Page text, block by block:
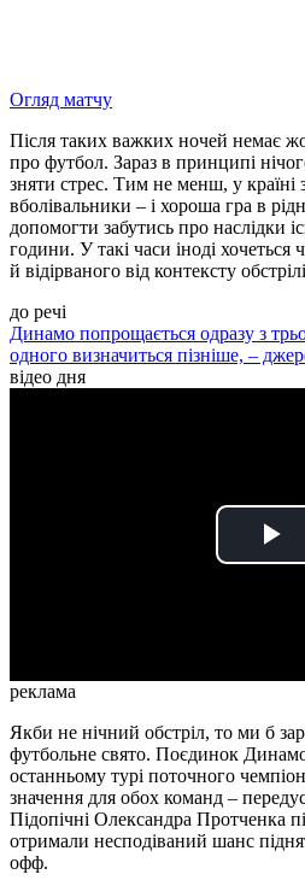
Огляд матчу
Після таких важких ночей немає
про футбол. Зараз в принципі
зняти стрес. Тим не менш, у країні
вболівальники – і хороша гра в
допомогти забутись про наслідки
години. У такі часи іноді
й відірваного від контексту
до речі
Динамо попрощається одразу з
одного визначиться пізніше, –
відео дня
реклама
Якби не нічний обстріл, то ми б
футбольне свято. Поєдинок
останньому турі поточного
значення для обох команд –
Підопічні Олександра Протченка
отримали несподіваний шанс
офф.